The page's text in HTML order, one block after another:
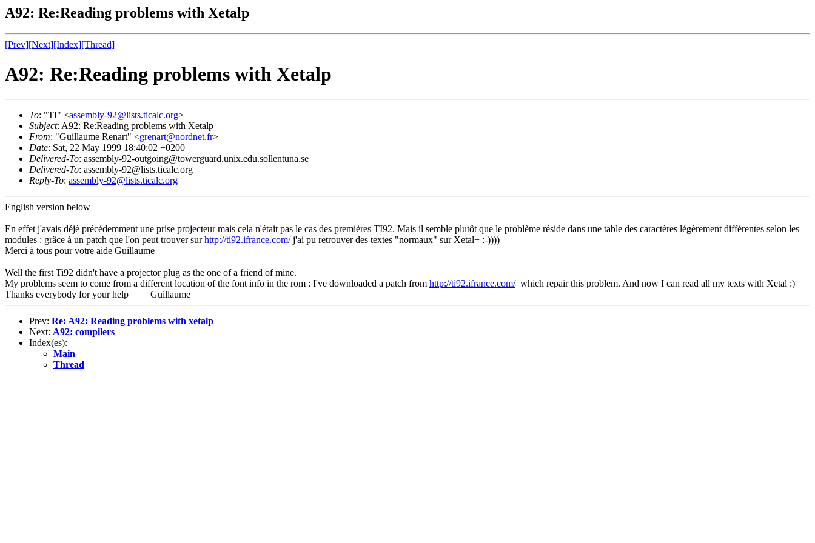
A92: Re:Reading problems with Xetalp
[Prev][Next][Index][Thread]
A92: Re:Reading problems with Xetalp
To: "TI" <assembly-92@lists.ticalc.org>
Subject: A92: Re:Reading problems with Xetalp
From: "Guillaume Renart" <grenart@nordnet.fr>
Date: Sat, 22 May 1999 18:40:02 +0200
Delivered-To: assembly-92-outgoing@towerguard.unix.edu.sollentuna.se
Delivered-To: assembly-92@lists.ticalc.org
Reply-To: assembly-92@lists.ticalc.org
English version below
En effet j'avais déjè précédemment une prise projecteur mais cela n'était pas le cas des premières TI92. Mais il semble plutôt que le problème réside dans une table des caractères légèrement différentes selon les
modules : grâce à un patch que l'on peut trouver surhttp://ti92.ifrance.com/j'ai pu retrouver des textes "normaux" sur Xetal+ :-))))
Merci à tous pour votre aide Guillaume
Well the first Ti92 didn't have a projector plug as the one of a friend of mine.
My problems seem to come from a different location of the font info in the rom : I've downloaded a patch from http://ti92.ifrance.com/which repair this problem. And now I can read all my texts with Xetal :)
Thanks everybody for your help Guillaume
Prev: Re: A92: Reading problems with xetalp
Next: A92: compilers
Index(es):
Main
Thread